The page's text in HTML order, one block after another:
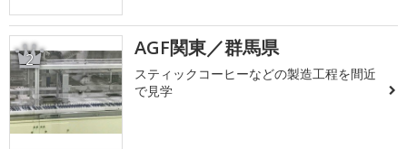
2 AGF関東／群馬県
スティックコーヒーなどの製造工程を間近
で見学